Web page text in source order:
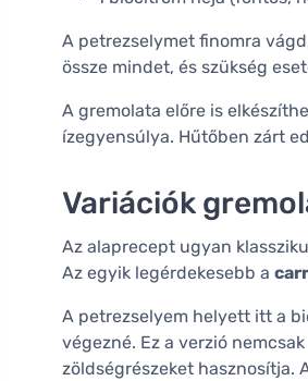
A petrezselymet finomra
össze mindet, és szükség
A gremolata előre is
ízegyensúlya. Hűtőben zárt
Variációk
Az alaprecept ugyan
Az egyik legérdekesebb a
A petrezselyem helyett itt a
végezné. Ez a verzió
zöldségrészeket hasznosítja.